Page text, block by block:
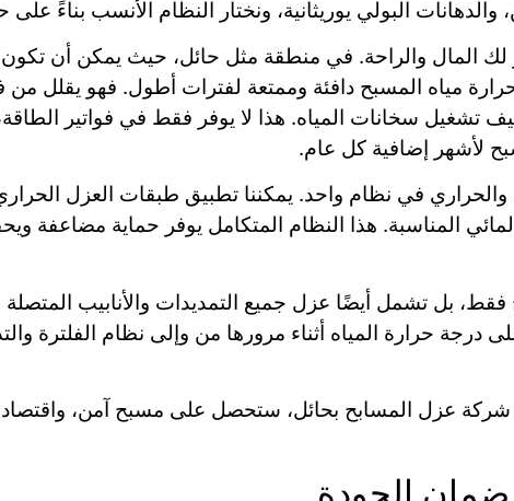
البولي يوريثانية، ونختار النظام الأنسب بناءً على
لك المال والراحة. في منطقة مثل حائل، حيث يمكن أن تكون
مياه المسبح دافئة وممتعة لفترات أطول. فهو يقلل من
تشغيل سخانات المياه. هذا لا يوفر فقط في فواتير
لأشهر إضافية كل عام.
في نظام واحد. يمكننا تطبيق طبقات العزل
المناسبة. هذا النظام المتكامل يوفر حماية مضاعفة
بل تشمل أيضًا عزل جميع التمديدات والأنابيب المتصلة
درجة حرارة المياه أثناء مرورها من وإلى نظام الفلترة
شركة عزل المسابح بحائل، ستحصل على مسبح آمن،
الجودة